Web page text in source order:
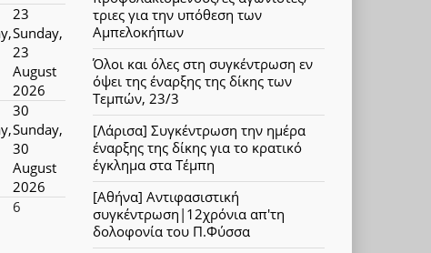
23
Sunday,
23
August
2026
30
Sunday,
30
August
2026
6
τριες για την υπόθεση των
Αμπελοκήπων
Όλοι και όλες στη συγκέντρωση εν
όψει της έναρξης της δίκης των
Τεμπών, 23/3
[Λάρισα] Συγκέντρωση την ημέρα
έναρξης της δίκης για το κρατικό
έγκλημα στα Τέμπη
[Αθήνα] Αντιφασιστική
συγκέντρωση|12χρόνια απ'τη
δολοφονία του Π.Φύσσα